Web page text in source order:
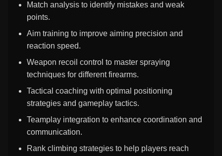
Match analysis to identify mistakes and weak
points.
Aim training to improve aiming precision and
reaction speed.
Weapon recoil control to master spraying
techniques for different firearms.
Tactical coaching with optimal positioning
strategies and gameplay tactics.
Teamplay integration to enhance coordination and
communication.
Rank climbing strategies to help players reach